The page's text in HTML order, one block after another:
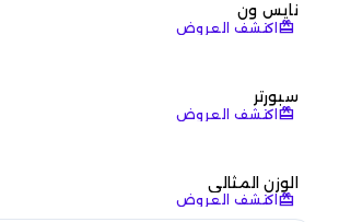
نايس ون
redeemاكتشف العروض
سبورتر
redeemاكتشف العروض
الوزن المثالي
redeem اكتشف العروض